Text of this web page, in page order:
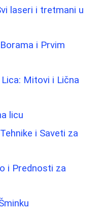
laseri i tretmani u
i Prvim
Mitovi i Lična
licu
i Saveti za
i Prednosti za